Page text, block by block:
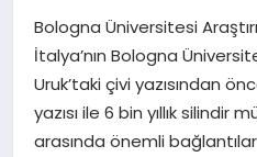
TEKNOLOJI
Bologna Üniversitesi
İtalya’nın Bologna
Uruk’taki çivi yazısından
yazısı ile 6 bin yıllık silindir
arasında önemli